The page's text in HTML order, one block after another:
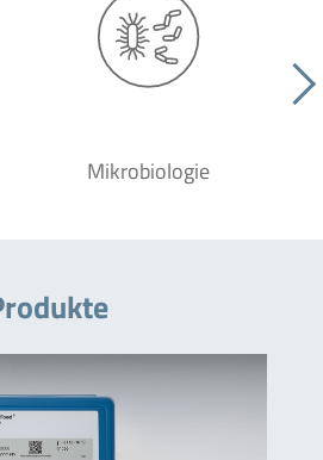
Mikrobiologie